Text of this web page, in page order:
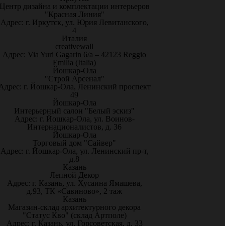
дизайна и комплектации интерьеров
"Красная Линия"
Адрес: г. Иркутск, ул. Юрия Левитанского,
4
Италия
creativewall
Адрес: Via Yuri Gagarin 6/a – 42123 Reggio
Emilia (Italia)
Йошкар-Ола
"Строй Арсенал"
г. Йошкар-Ола, Ленинский проспект
49
Йошкар-Ола
Интерьерный салон "Белый эскиз"
Адрес: г. Йошкар-Ола, ул. Воинов-
Интернационалистов, д. 36
Йошкар-Ола
Торговый дом "Сайвер"
Адрес: г. Йошкар-Ола, ул. Ленинский пр-т,
д.8
Казань
Лепной Декор
Адрес: г. Казань, ул. Хусаина Ямашева,
д.93, ТК «Савиново», 2 таж
Казань
Магазин-склад архитектурного декора
"Статус Кво" (склад Артполе)
Адрес: г. Казань, ул. Горсоветская, д. 33